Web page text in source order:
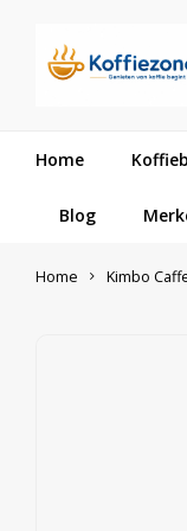
Home
Blog
Home Kimbo